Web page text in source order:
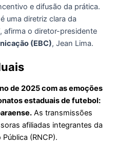
e difusão da prática.
uma diretriz clara da
afirma o diretor-presidente
(EBC), Jean Lima.
de 2025 com as emoções
estaduais de futebol:
As transmissões
afiliadas integrantes da
(RNCP).